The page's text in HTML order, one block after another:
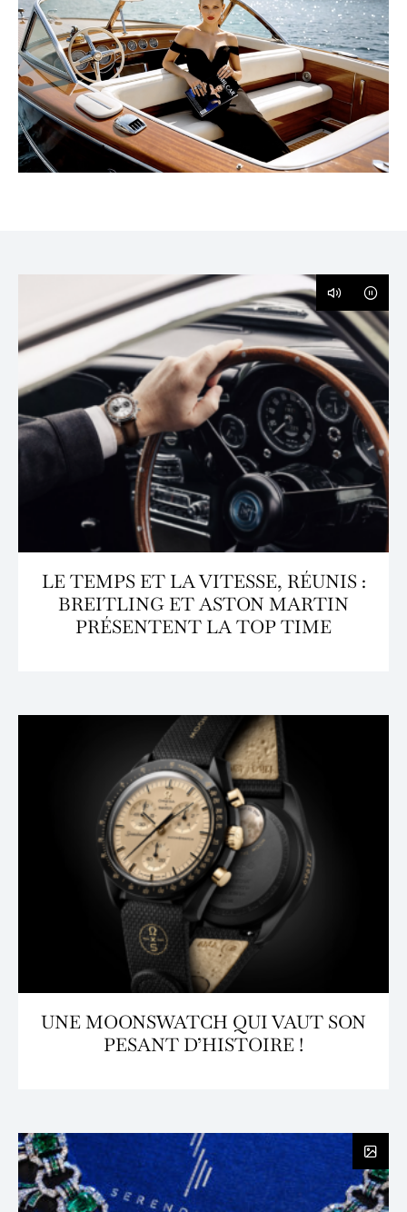
LE TEMPS ET LA VITESSE, RÉUNIS :
BREITLING ET ASTON MARTIN
PRÉSENTENT LA TOP TIME
UNE MOONSWATCH QUI VAUT SON
PESANT D’HISTOIRE !